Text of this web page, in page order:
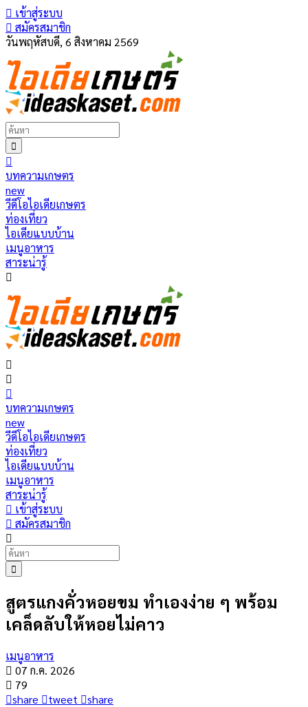
เข้าสู่ระบบ
สมัครสมาชิก
วันพฤหัสบดี, 6 สิงหาคม 2569
บทความเกษตร
new
วีดีโอไอเดียเกษตร
ท่องเที่ยว
ไอเดียแบบบ้าน
เมนูอาหาร
สาระน่ารู้
บทความเกษตร
new
วีดีโอไอเดียเกษตร
ท่องเที่ยว
ไอเดียแบบบ้าน
เมนูอาหาร
สาระน่ารู้
เข้าสู่ระบบ
สมัครสมาชิก
สูตรแกงคั่วหอยขม ทำเองง่าย ๆ พร้อม
เคล็ดลับให้หอยไม่คาว
เมนูอาหาร
07 ก.ค. 2026
79
share
tweet share